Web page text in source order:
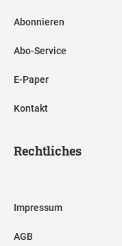
Abonnieren
Abo-Service
E-Paper
Kontakt
Rechtliches
Impressum
AGB